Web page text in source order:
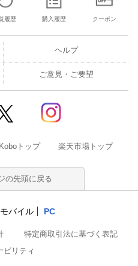
履歴 購入履歴 クーポン
ヘルプ
ご意見・ご要望
トップ 楽天市場トップ
の先頭に戻る
モバイル PC
特定商取引法に基づく表記
ビリティ